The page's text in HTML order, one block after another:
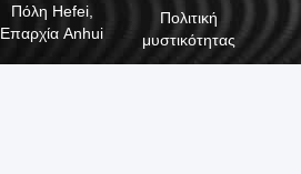
Πόλη Hefei,
Επαρχία Anhui
Πολιτική
μυστικότητας